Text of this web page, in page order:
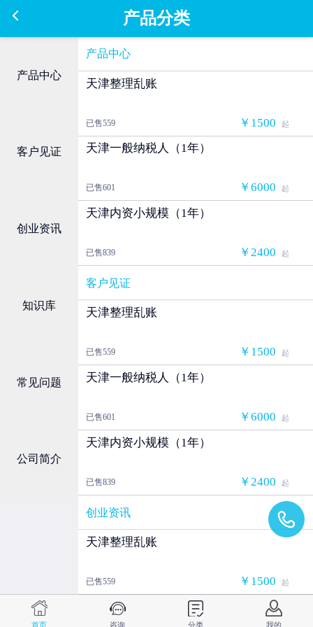
产品分类
首页 咨询 分类 我的
产品中心
客户见证
创业资讯
知识库
常见问题
公司简介
产品中心
天津整理乱账
已售559 ￥1500 起
天津一般纳税人（1年）
已售601 ￥6000 起
天津内资小规模（1年）
已售839 ￥2400 起
客户见证
天津整理乱账
已售559 ￥1500 起
天津一般纳税人（1年）
已售601 ￥6000 起
天津内资小规模（1年）
已售839 ￥2400 起
创业资讯
天津整理乱账
已售559 ￥1500 起
天津一般纳税人（1年）